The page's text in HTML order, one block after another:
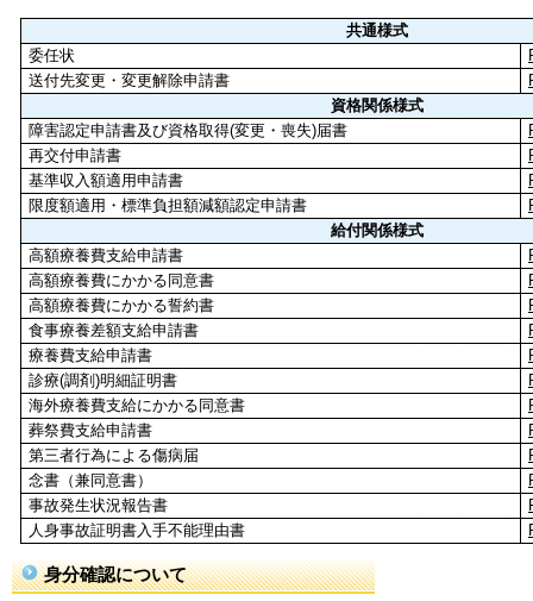
共通様式
委任状
送付先変更・変更解除申請書
資格関係様式
障害認定申請書及び資格取得(変更・喪失)届書
再交付申請書
基準収入額適用申請書
限度額適用・標準負担額減額認定申請書
給付関係様式
高額療養費支給申請書
高額療養費にかかる同意書
高額療養費にかかる誓約書
食事療養差額支給申請書
療養費支給申請書
診療(調剤)明細証明書
海外療養費支給にかかる同意書
葬祭費支給申請書
第三者行為による傷病届
念書（兼同意書）
事故発生状況報告書
人身事故証明書入手不能理由書
身分確認について